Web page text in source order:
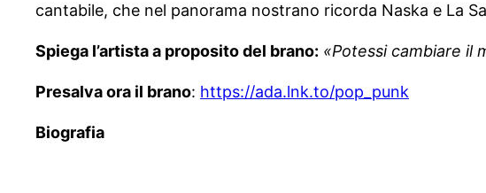
cantabile, che nel panorama nostrano ricorda Naska e La
Spiega l’artista a proposito del brano: «Potessi cambiare il
Presalva ora il brano: https://ada.lnk.to/pop_punk
Biografia